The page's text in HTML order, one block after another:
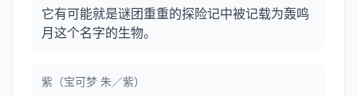
它有可能就是谜团重重的探险记中被记载为轰鸣
月这个名字的生物。
紫（宝可梦 朱／紫）